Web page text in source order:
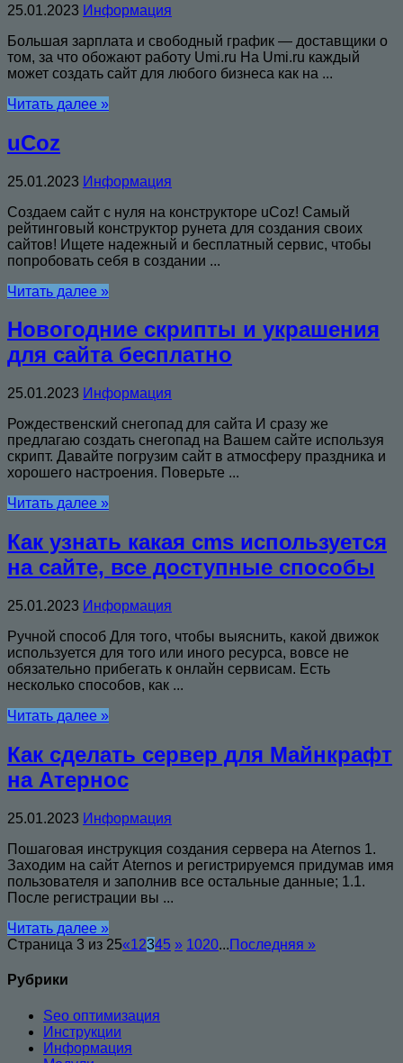
25.01.2023 Информация
Большая зарплата и свободный график — доставщики о
том, за что обожают работу Umi.ru На Umi.ru каждый
может создать сайт для любого бизнеса как на ...
Читать далее »
uСoz
25.01.2023 Информация
Создаем сайт с нуля на конструкторе uCoz! Самый
рейтинговый конструктор рунета для создания своих
сайтов! Ищете надежный и бесплатный сервис, чтобы
попробовать себя в создании ...
Читать далее »
Новогодние скрипты и украшения
для сайта бесплатно
25.01.2023 Информация
Рождественский снегопад для сайта И сразу же
предлагаю создать снегопад на Вашем сайте используя
скрипт. Давайте погрузим сайт в атмосферу праздника и
хорошего настроения. Поверьте ...
Читать далее »
Как узнать какая cms используется
на сайте, все доступные способы
25.01.2023 Информация
Ручной способ Для того, чтобы выяснить, какой движок
используется для того или иного ресурса, вовсе не
обязательно прибегать к онлайн сервисам. Есть
несколько способов, как ...
Читать далее »
Как сделать сервер для Майнкрафт
на Атернос
25.01.2023 Информация
Пошаговая инструкция создания сервера на Aternos 1.
Заходим на сайт Aternos и регистрируемся придумав имя
пользователя и заполнив все остальные данные; 1.1.
После регистрации вы ...
Читать далее »
Страница 3 из 25«12345 » 1020...Последняя »
Рубрики
Seo оптимизация
Инструкции
Информация